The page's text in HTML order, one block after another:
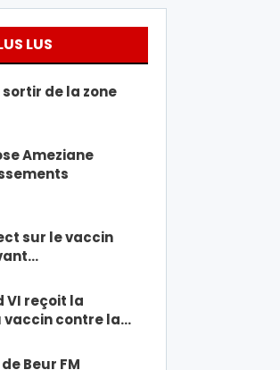
LUS
de la zone
Ameziane
sur le vaccin
VI reçoit la
vaccin contre la…
Beur FM